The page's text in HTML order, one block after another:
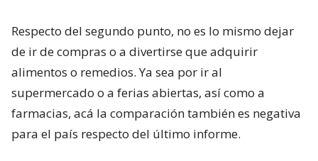
Respecto del segundo punto, no es lo mismo dejar
de ir de compras o a divertirse que adquirir
alimentos o remedios. Ya sea por ir al
supermercado o a ferias abiertas, así como a
farmacias, acá la comparación también es negativa
para el país respecto del último informe.